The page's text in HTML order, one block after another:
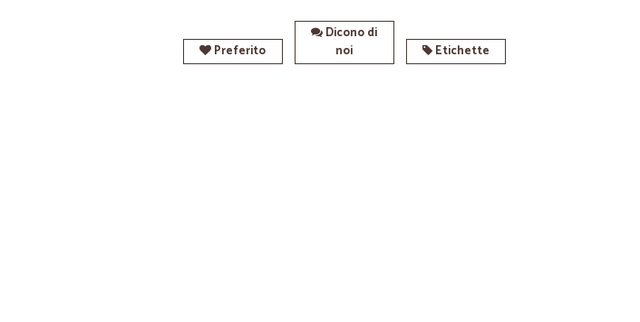
Preferito
Dicono di
noi
Etichette